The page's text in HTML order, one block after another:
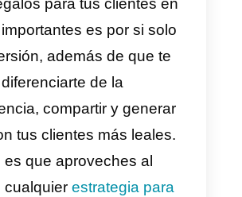
o cualquier
que sea de gran interés
cliente.
regalos de más
deben darse en